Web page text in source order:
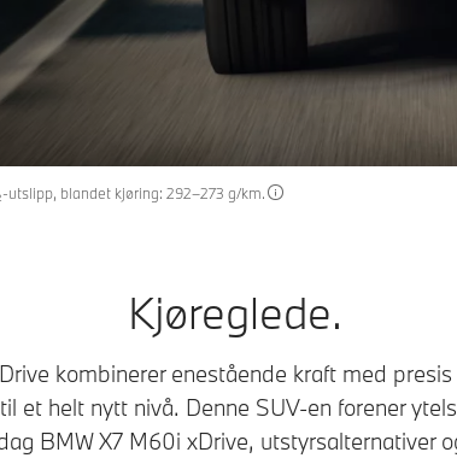
utslipp, blandet kjøring: 292–273 g/km.
Kjøreglede.
kombinerer enestående kraft med
et helt nytt nivå. Denne SUV-en forener
BMW X7 M60i xDrive, utstyrsalternativer